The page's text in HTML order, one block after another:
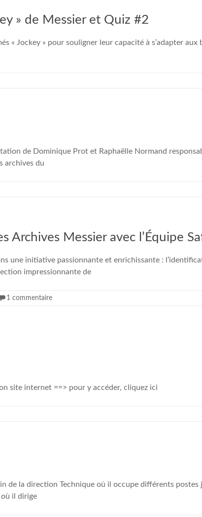
» de Messier et Quiz #2
« Jockey » pour souligner leur capacité à s’adapter aux
de Dominique Prot et Raphaëlle Normand
archives du
Messier avec l’Équipe
une initiative passionnante et enrichissante :
impressionnante de
1 commentaire
site internet ==> pour y accéder, cliquez ici
de la direction Technique où il occupe différents postes
il dirige